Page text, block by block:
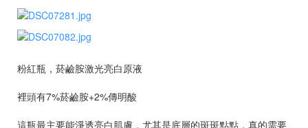
粉紅瓶，菸鹼胺激光亮白原液
裡頭有7%菸鹼胺+2%傳明酸
這瓶最主要能淨透亮白肌膚，尤其是底層的斑斑點點，真的需要